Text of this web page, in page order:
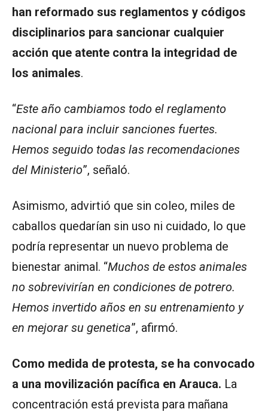
han reformado sus reglamentos y códigos
disciplinarios para sancionar cualquier
acción que atente contra la integridad de
los animales.
“Este año cambiamos todo el reglamento
nacional para incluir sanciones fuertes.
Hemos seguido todas las recomendaciones
del Ministerio”, señaló.
Asimismo, advirtió que sin coleo, miles de
caballos quedarían sin uso ni cuidado, lo que
podría representar un nuevo problema de
bienestar animal. “Muchos de estos animales
no sobrevivirían en condiciones de potrero.
Hemos invertido años en su entrenamiento y
en mejorar su genetica”, afirmó.
Como medida de protesta, se ha convocado
a una movilización pacífica en Arauca. La
concentración está prevista para mañana